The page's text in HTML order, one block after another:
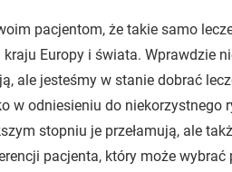
pacjentom, że takie samo
Europy i świata. Wprawdzie
ale jesteśmy w stanie dobrać
w odniesieniu do niekorzystnego
stopniu je przełamują, ale
pacjenta, który może